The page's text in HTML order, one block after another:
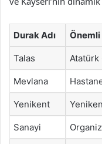
Durak Adı
Talas Atatürk
Mevlana
Yenikent
Sanayi